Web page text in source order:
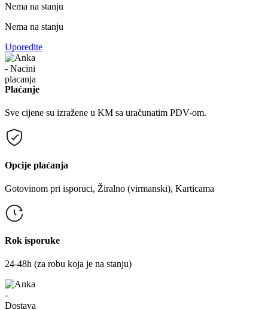
Nema na stanju
Nema na stanju
Uporedite
Plaćanje
Sve cijene su izražene u KM sa uračunatim PDV-om.
Opcije plaćanja
Gotovinom pri isporuci, Žiralno (virmanski), Karticama
Rok isporuke
24-48h (za robu koja je na stanju)